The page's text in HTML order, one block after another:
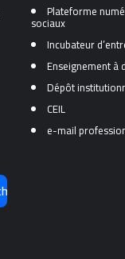
Plateforme
sociaux
Incubateur
Enseignement à
Dépôt
CEIL
e-mail